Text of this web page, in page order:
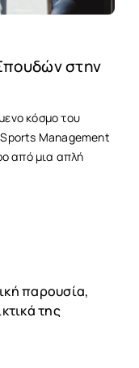
στην
κόσμο του
Management
από μια απλή
παρουσία,
της